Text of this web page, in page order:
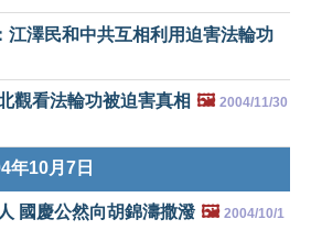
江澤民和中共互相利用迫害法輪功
觀看法輪功被迫害真相 🖼️ 2004/11/30
年10月7日
國慶公然向胡錦濤撒潑 🖼️ 2004/10/1